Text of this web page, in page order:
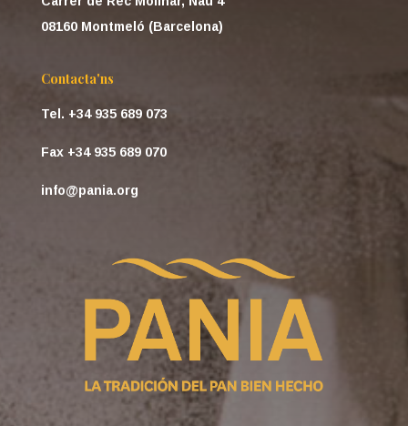
08160 Montmeló (Barcelona)
Contacta'ns
Tel. +34 935 689 073
Fax +34 935 689 070
info@pania.org